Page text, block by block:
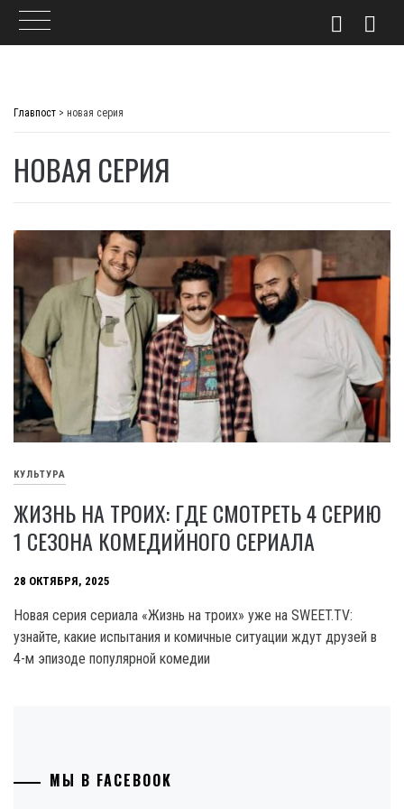
Главпост > новая серия
НОВАЯ СЕРИЯ
КУЛЬТУРА
ЖИЗНЬ НА ТРОИХ: ГДЕ СМОТРЕТЬ 4 СЕРИЮ
1 СЕЗОНА КОМЕДИЙНОГО СЕРИАЛА
28 ОКТЯБРЯ, 2025
Новая серия сериала «Жизнь на троих» уже на SWEET.TV:
узнайте, какие испытания и комичные ситуации ждут друзей в
4-м эпизоде популярной комедии
МЫ В FACEBOOK